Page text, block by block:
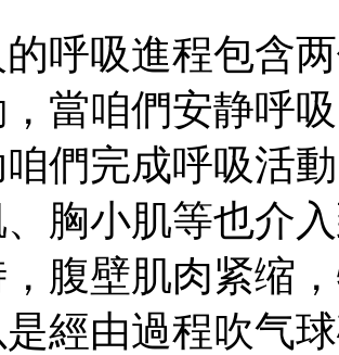
的呼吸進程包含
當咱們安静呼
們完成呼吸活
、胸小肌等也介
，腹壁肌肉紧缩
是經由過程吹气